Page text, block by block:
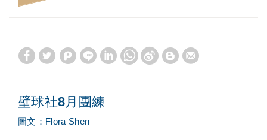
壁球社8月團練
圖文：Flora Shen